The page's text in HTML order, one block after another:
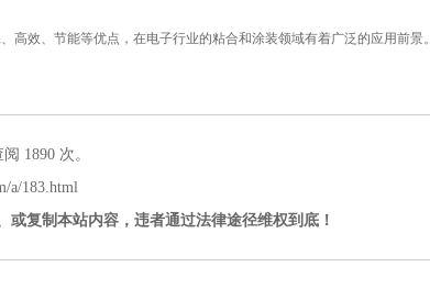
高效、节能等优点，在电子行业的粘合和涂装领域有着广泛的应用前景。
1890 次。
a/183.html
复制本站内容，违者通过法律途径维权到底！